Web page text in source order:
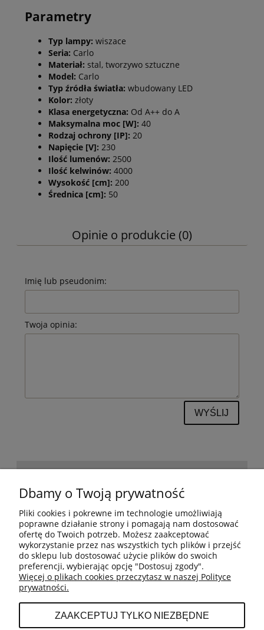
Parametry
Typ lampy: wiszace
Seria: Carlo
Materiał: stal, tworzywo sztuczne
Model: Carlo
Typ źródła światła: wbudowany LED
Kolor: złoty
Klasa energetyczna: Od A++ do A
Maksymalna moc [W]: 40
Rodzaj ochrony [IP]: 20
Napięcie [V]: 230
Ilość lumenów: 2500
Ilość kelwinów: 4000
Wysokość [cm]: 200
Średnica [cm]: 50
Opinie o produkcie (0)
Imię lub pseudonim:
Twoja opinia:
WYŚLIJ
BESTSELLERY
MOJE KONTO
Dbamy o Twoją prywatność
Pliki cookies i pokrewne im technologie umożliwiają
poprawne działanie strony i pomagają nam dostosować
ofertę do Twoich potrzeb. Możesz zaakceptować
wykorzystanie przez nas wszystkich tych plików i przejść
do sklepu lub dostosować użycie plików do swoich
preferencji, wybierając opcję "Dostosuj zgody".
Więcej o plikach cookies przeczytasz w naszej Polityce
prywatności.
ZAAKCEPTUJ TYLKO NIEZBĘDNE